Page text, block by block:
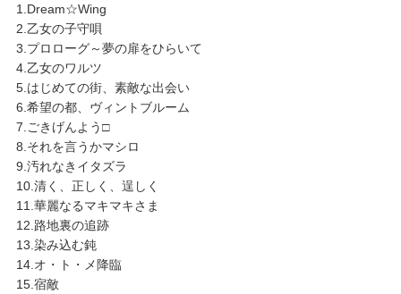
1.Dream☆Wing
2.乙女の子守唄
3.プロローグ～夢の扉をひらいて
4.乙女のワルツ
5.はじめての街、素敵な出会い
6.希望の都、ヴィントブルーム
7.ごきげんよう□
8.それを言うかマシロ
9.汚れなきイタズラ
10.清く、正しく、逞しく
11.華麗なるマキマキさま
12.路地裏の追跡
13.染み込む鈍
14.オ・ト・メ降臨
15.宿敵